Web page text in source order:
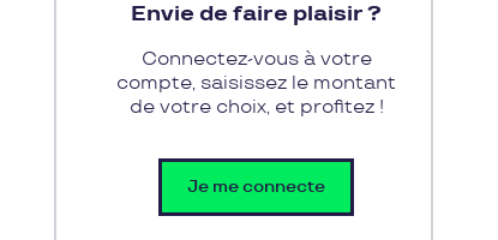
Envie de faire plaisir ?
Connectez-vous à votre
compte, saisissez le montant
de votre choix, et profitez !
Je me connecte